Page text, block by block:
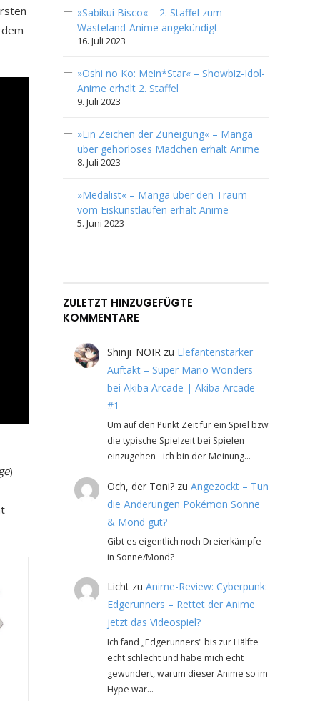
)
»Sabikui Bisco« – 2. Staffel zum
Wasteland-Anime angekündigt
16. Juli 2023
»Oshi no Ko: Mein*Star« – Showbiz-Idol-
Anime erhält 2. Staffel
9. Juli 2023
»Ein Zeichen der Zuneigung« – Manga
über gehörloses Mädchen erhält Anime
8. Juli 2023
»Medalist« – Manga über den Traum
vom Eiskunstlaufen erhält Anime
5. Juni 2023
ZULETZT HINZUGEFÜGTE
KOMMENTARE
Shinji_NOIRzu Elefantenstarker
Auftakt – Super Mario Wonders
bei Akiba Arcade | Akiba Arcade
#1
Um auf den Punkt Zeit für ein Spiel bzw
die typische Spielzeit bei Spielen
einzugehen - ich bin der Meinung…
Och, der Toni?zu Angezockt – Tun
die Änderungen Pokémon Sonne
& Mond gut?
Gibt es eigentlich noch Dreierkämpfe
in Sonne/Mond?
Lichtzu Anime-Review: Cyberpunk:
Edgerunners – Rettet der Anime
jetzt das Videospiel?
Ich fand „Edgerunners" bis zur Hälfte
echt schlecht und habe mich echt
gewundert, warum dieser Anime so im
Hype war…